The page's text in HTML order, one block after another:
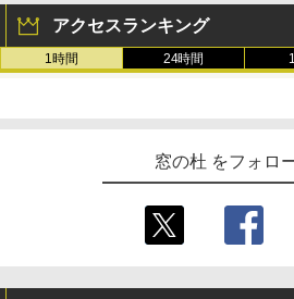
FM TOWNS ハ
ードウェア・市
ェクトリストと
テリー、広告無
売)
￥31,980
11インチカラー
レージ、ノート
整、色調調節ラ
き、グラファイト
￥115,980
アクセスランキング
1時間 24時間
窓の杜 をフォロ